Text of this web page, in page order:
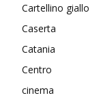
Cartellino giallo
Caserta
Catania
Centro
cinema